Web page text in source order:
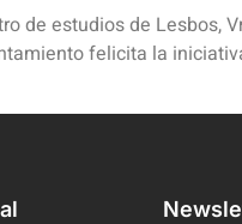
de estudios de Lesbos,
felicita la